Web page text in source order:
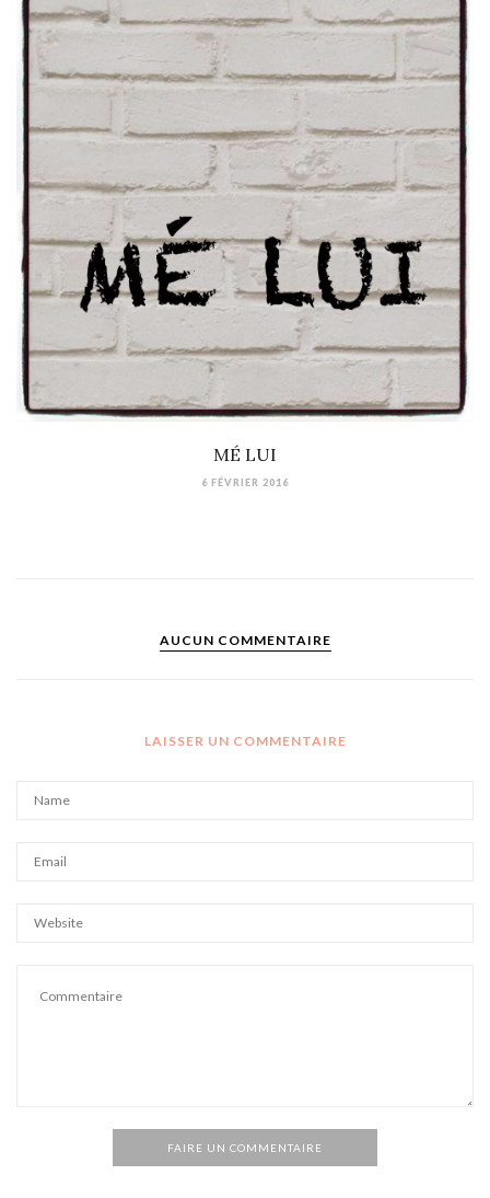
MÉ LUI
6 FÉVRIER 2016
AUCUN COMMENTAIRE
LAISSER UN COMMENTAIRE
FAIRE UN COMMENTAIRE